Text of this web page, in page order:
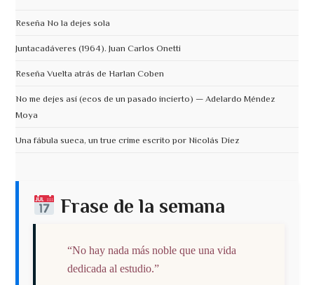
Reseña No la dejes sola
Juntacadáveres (1964). Juan Carlos Onetti
Reseña Vuelta atrás de Harlan Coben
No me dejes así (ecos de un pasado incierto) — Adelardo Méndez
Moya
Una fábula sueca, un true crime escrito por Nicolás Díez
Frase de la semana
“No hay nada más noble que una vida
dedicada al estudio.”